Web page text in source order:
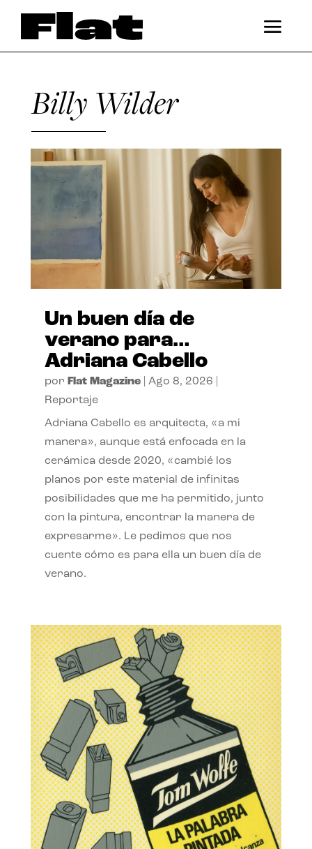
Billy Wilder
Un buen día de
verano para…
Adriana Cabello
por Flat Magazine| Ago 8, 2026
Reportaje
Adriana Cabello es arquitecta, «a mi
manera», aunque está enfocada en la
cerámica desde 2020, «cambié los
planos por este material de infinitas
posibilidades que me ha permitido, junto
con la pintura, encontrar la manera de
expresarme». Le pedimos que nos
cuente cómo es para ella un buen día de
verano.